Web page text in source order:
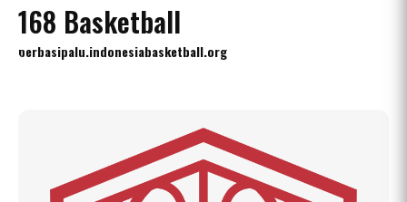
168 Basketball
perbasipalu.indonesiabasketball.org